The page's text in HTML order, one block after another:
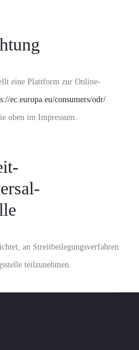
eine Plattform zur Online-
ec.europa.eu/consumers/odr/.
oben im Impressum.
an Streitbeilegungsverfahren
teilzunehmen.